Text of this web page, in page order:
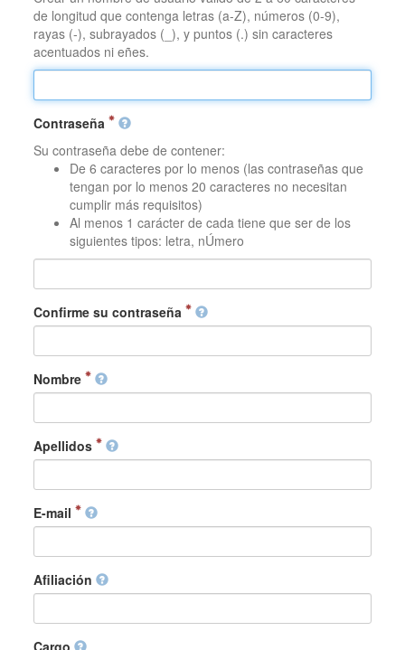
de longitud que contenga letras (a-Z), números (0-9),
rayas (-), subrayados (_), y puntos (.) sin caracteres
acentuados ni eñes.
Contraseña
Su contraseña debe de contener:
De 6 caracteres por lo menos (las contraseñas que
tengan por lo menos 20 caracteres no necesitan
cumplir más requisitos)
Al menos 1 carácter de cada tiene que ser de los
siguientes tipos: letra, nÚmero
Confirme su contraseña
Nombre
Apellidos
E-mail
Afiliación
Cargo